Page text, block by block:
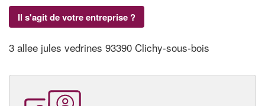
Il s'agit de votre entreprise ?
3 allee jules vedrines 93390 Clichy-sous-bois